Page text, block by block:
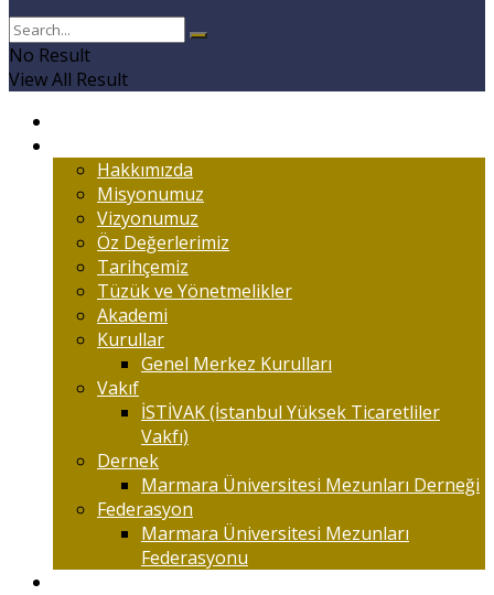
No Result
View All Result
Hakkımızda
Misyonumuz
Vizyonumuz
Öz Değerlerimiz
Tarihçemiz
Tüzük ve Yönetmelikler
Akademi
Kurullar
Genel Merkez Kurulları
Vakıf
İSTİVAK (İstanbul Yüksek Ticaretliler
Vakfı)
Dernek
Marmara Üniversitesi Mezunları Derneği
Federasyon
Marmara Üniversitesi Mezunları
Federasyonu